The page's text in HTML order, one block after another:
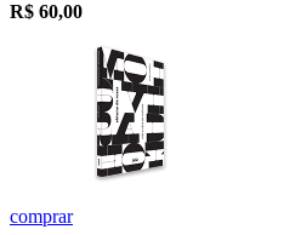
R$ 60,00
comprar